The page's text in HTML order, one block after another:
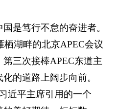
是笃行不怠的奋进者。
栖湖畔的北京APEC会议
三次接棒APEC东道主
的道路上阔步向前。
近平主席引用的一个